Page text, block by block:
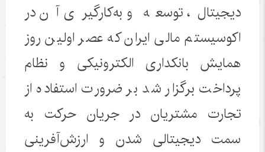
دیجیتال، توسعه و به‌کارگیری آن در
اکوسیستم مالی ایران که عصر اولین روز
همایش بانکداری الکترونیکی و نظام
پرداخت برگزار شد بر ضرورت استفاده از
تجارت مشتریان در جریان حرکت به
سمت دیجیتالی شدن و ارزش‌آفرینی